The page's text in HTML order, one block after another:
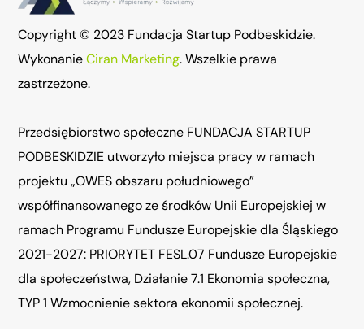
Copyright © 2023 Fundacja Startup Podbeskidzie.
WykonanieCiran Marketing. Wszelkie prawa
zastrzeżone.
Przedsiębiorstwo społeczne FUNDACJA STARTUP
PODBESKIDZIE utworzyło miejsca pracy w ramach
projektu „OWES obszaru południowego”
współfinansowanego ze środków Unii Europejskiej w
ramach Programu Fundusze Europejskie dla Śląskiego
2021-2027: PRIORYTET FESL.07 Fundusze Europejskie
dla społeczeństwa, Działanie 7.1 Ekonomia społeczna,
TYP 1 Wzmocnienie sektora ekonomii społecznej.